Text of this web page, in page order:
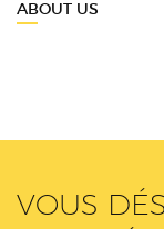
ABOUT US
VOUS